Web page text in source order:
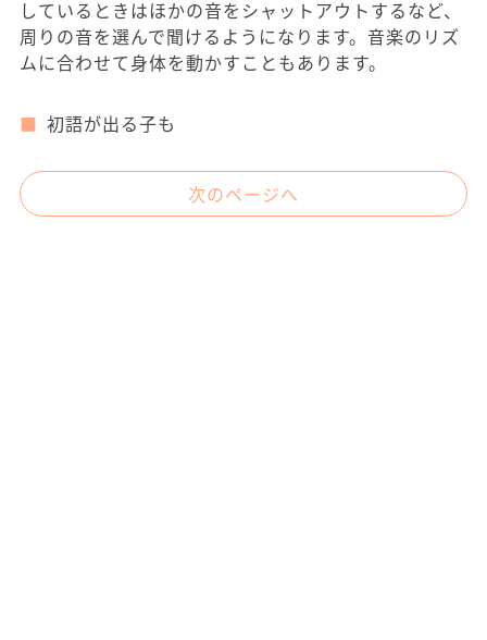
しているときはほかの音をシャットアウトするなど、
周りの音を選んで聞けるようになります。音楽のリズ
ムに合わせて身体を動かすこともあります。
初語が出る子も
次のページへ